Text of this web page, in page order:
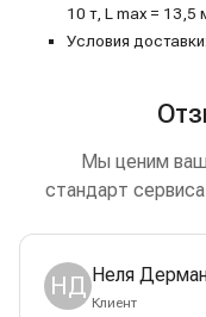
10 т, L max = 13,5
Условия доставки:
Мы ценим
стандарт
НД Неля
Клиент